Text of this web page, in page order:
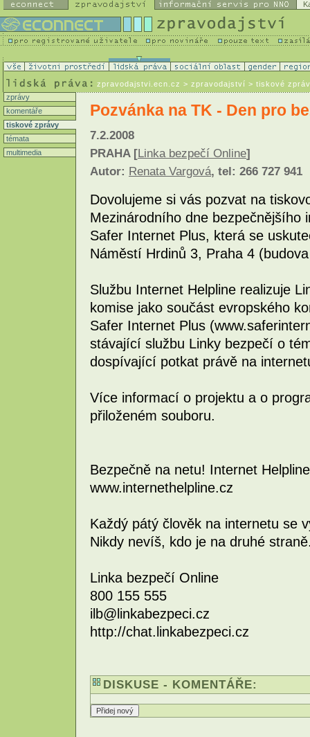
zpravodajstvi.ecn.cz > zpravodajství > tiskové
zprávy
komentáře
tiskové zprávy
témata
multimedia
Pozvánka na TK - Den pro
7.2.2008
PRAHA [Linka bezpečí Online]
Autor: Renata Vargová, tel: 266 727 941
Dovolujeme si vás pozvat na
Mezinárodního dne bezpečnějšího
Safer Internet Plus, která se
Náměstí Hrdinů 3, Praha 4
Službu Internet Helpline realizuje
komise jako součást evropského
Safer Internet Plus
stávající službu Linky bezpečí o
dospívající potkat právě na
Více informací o projektu a o
přiloženém souboru.
Bezpečně na netu! Internet Helpline
www.internethelpline.cz
Každý pátý člověk na internetu se
Nikdy nevíš, kdo je na druhé
Linka bezpečí Online
800 155 555
ilb@linkabezpeci.cz
http://chat.linkabezpeci.cz
DISKUSE - KOMENTÁŘE: